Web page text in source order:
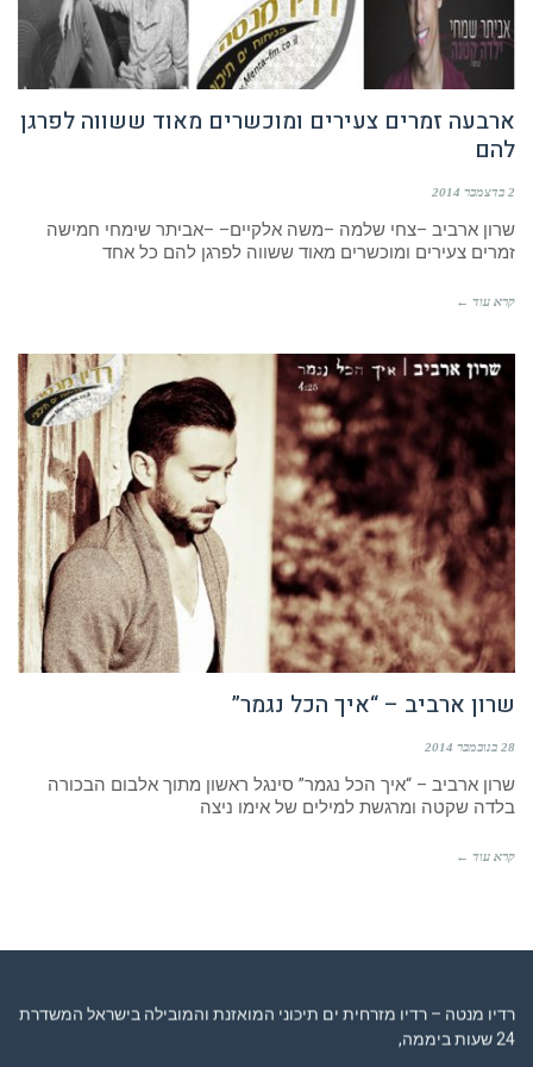
ארבעה זמרים צעירים ומוכשרים מאוד ששווה לפרגן
להם
2 בדצמבר 2014
שרון ארביב –צחי שלמה –משה אלקיים– –אביתר שימחי חמישה
זמרים צעירים ומוכשרים מאוד ששווה לפרגן להם כל אחד
קרא עוד ←
שרון ארביב – “איך הכל נגמר”
28 בנובמבר 2014
שרון ארביב – “איך הכל נגמר” סינגל ראשון מתוך אלבום הבכורה
בלדה שקטה ומרגשת למילים של אימו ניצה
קרא עוד ←
רדיו מנטה – רדיו מזרחית ים תיכוני המואזנת והמובילה בישראל המשדרת
24 שעות ביממה,